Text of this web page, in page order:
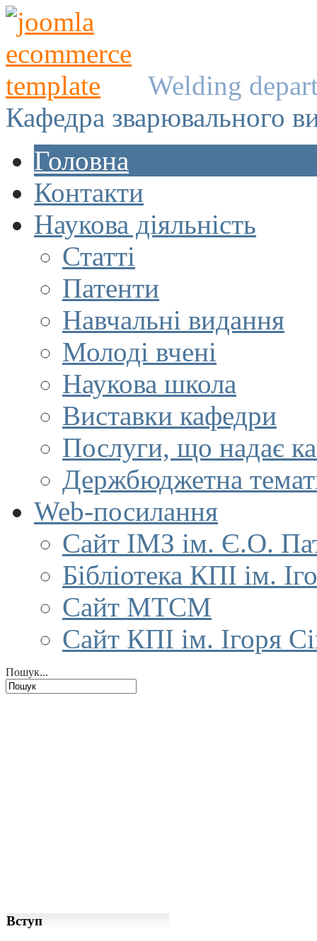
Welding
Кафедра зварювального
Головна
Контакти
Наукова діяльність
Статті
Патенти
Навчальні видання
Молоді вчені
Наукова школа
Виставки кафедри
Послуги, що надає
Держбюджетна
Web-посилання
Сайт ІМЗ ім. Є.О.
Бібліотека КПІ ім.
Сайт МТСМ
Сайт КПІ ім. Ігоря
Пошук...
Вступ